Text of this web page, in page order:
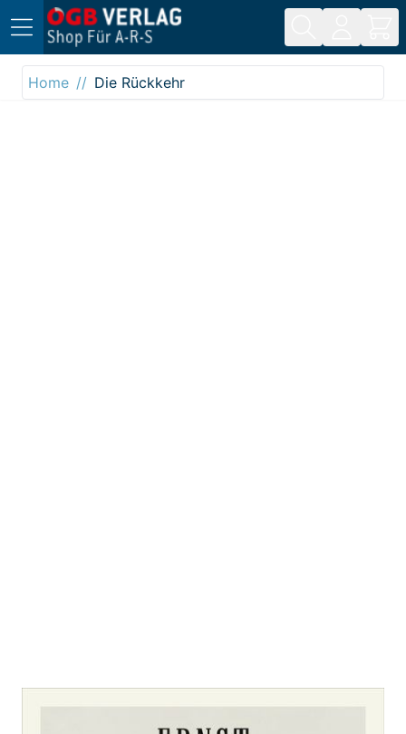
Direkt zum Inhalt
Home
Die Rückkehr